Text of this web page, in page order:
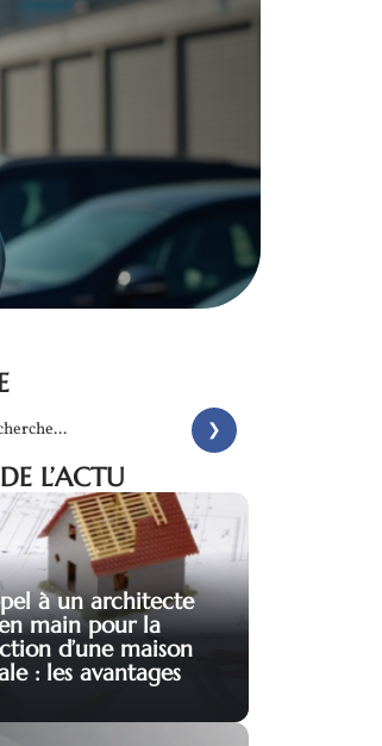
L’ACTU
à un architecte
main pour la
d’une maison
: les avantages